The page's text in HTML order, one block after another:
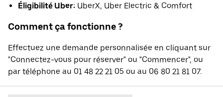
Éligibilité Uber: UberX, Uber Electric & Comfort
Comment ça fonctionne ?
Effectuez une demande personnalisée en cliquant sur
"Connectez-vous pour réserver" ou "Commencer", ou
par téléphone au 01 48 22 21 05 ou au 06 80 21 81 07.